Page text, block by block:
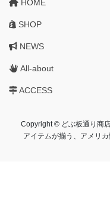
HOME
SHOP
NEWS
All-about
ACCESS
Copyright © どぶ板通り商
アイテムが揃う、アメリ